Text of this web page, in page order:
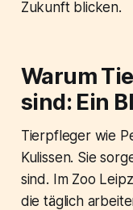
Zukunft blicken.
Warum
sind: Ein
Tierpfleger wie
Kulissen. Sie
sind. Im Zoo
die täglich